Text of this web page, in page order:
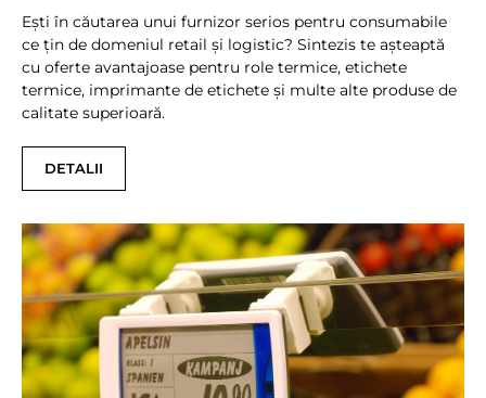
Ești în căutarea unui furnizor serios pentru consumabile
ce țin de domeniul retail și logistic? Sintezis te așteaptă
cu oferte avantajoase pentru role termice, etichete
termice, imprimante de etichete și multe alte produse de
calitate superioară.
DETALII